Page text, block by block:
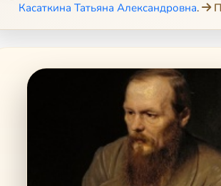
Касаткина Татьяна Александровна.